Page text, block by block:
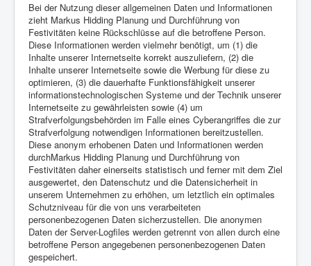
Bei der Nutzung dieser allgemeinen Daten und Informationen
zieht Markus Hidding Planung und Durchführung von
Festivitäten keine Rückschlüsse auf die betroffene Person.
Diese Informationen werden vielmehr benötigt, um (1) die
Inhalte unserer Internetseite korrekt auszuliefern, (2) die
Inhalte unserer Internetseite sowie die Werbung für diese zu
optimieren, (3) die dauerhafte Funktionsfähigkeit unserer
informationstechnologischen Systeme und der Technik unserer
Internetseite zu gewährleisten sowie (4) um
Strafverfolgungsbehörden im Falle eines Cyberangriffes die zur
Strafverfolgung notwendigen Informationen bereitzustellen.
Diese anonym erhobenen Daten und Informationen werden
durchMarkus Hidding Planung und Durchführung von
Festivitäten daher einerseits statistisch und ferner mit dem Ziel
ausgewertet, den Datenschutz und die Datensicherheit in
unserem Unternehmen zu erhöhen, um letztlich ein optimales
Schutzniveau für die von uns verarbeiteten
personenbezogenen Daten sicherzustellen. Die anonymen
Daten der Server-Logfiles werden getrennt von allen durch eine
betroffene Person angegebenen personenbezogenen Daten
gespeichert.